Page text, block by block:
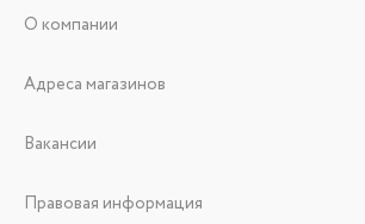
О компании
Адреса магазинов
Вакансии
Правовая информация